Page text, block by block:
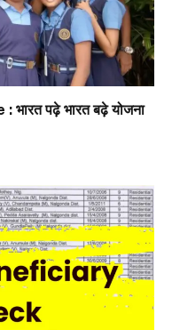
पढ़े भारत बढ़े योजना